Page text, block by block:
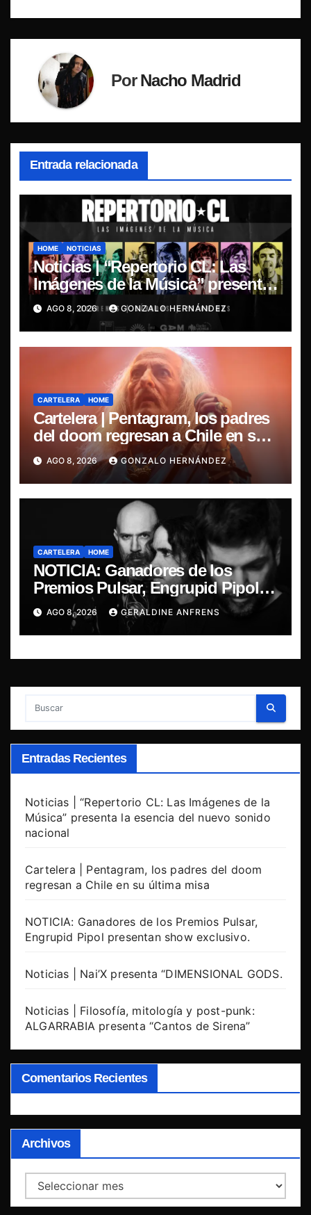
PorNacho Madrid
Entrada relacionada
HOME NOTICIAS
Noticias | “Repertorio CL: Las
Imágenes de la Música” presenta
la esencia del nuevo sonido
nacional
AGO 8, 2026 GONZALO HERNÁNDEZ
CARTELERA HOME
Cartelera | Pentagram, los padres
del doom regresan a Chile en su
última misa
AGO 8, 2026 GONZALO HERNÁNDEZ
CARTELERA HOME
NOTICIA: Ganadores de los
Premios Pulsar, Engrupid Pipol
presentan show exclusivo.
AGO 8, 2026 GERALDINE ANFRENS
Entradas Recientes
Noticias | “Repertorio CL: Las Imágenes de la
Música” presenta la esencia del nuevo sonido
nacional
Cartelera | Pentagram, los padres del doom
regresan a Chile en su última misa
NOTICIA: Ganadores de los Premios Pulsar,
Engrupid Pipol presentan show exclusivo.
Noticias | Nai’X presenta “DIMENSIONAL GODS.
Noticias | Filosofía, mitología y post-punk:
ALGARRABIA presenta “Cantos de Sirena”
Comentarios Recientes
Archivos
Archivos